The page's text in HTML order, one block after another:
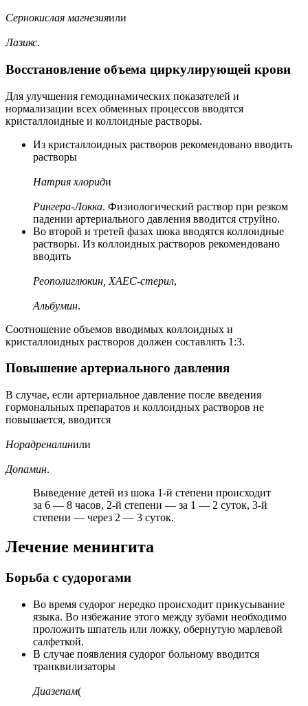
Сернокислая магнезияили
Лазикс.
Восстановление объема циркулирующей крови
Для улучшения гемодинамических показателей и
нормализации всех обменных процессов вводятся
кристаллоидные и коллоидные растворы.
Из кристаллоидных растворов рекомендовано вводить
растворы
Натрия хлориди
Рингера-Локка. Физиологический раствор при резком
падении артериального давления вводится струйно.
Во второй и третей фазах шока вводятся коллоидные
растворы. Из коллоидных растворов рекомендовано
вводить
Реополиглюкин, ХАЕС-стерил,
Альбумин.
Соотношение объемов вводимых коллоидных и
кристаллоидных растворов должен составлять 1:3.
Повышение артериального давления
В случае, если артериальное давление после введения
гормональных препаратов и коллоидных растворов не
повышается, вводится
Норадреналинили
Допамин.
Выведение детей из шока 1-й степени происходит
за 6 — 8 часов, 2-й степени — за 1 — 2 суток, 3-й
степени — через 2 — 3 суток.
Лечение менингита
Борьба с судорогами
Во время судорог нередко происходит прикусывание
языка. Во избежание этого между зубами необходимо
проложить шпатель или ложку, обернутую марлевой
салфеткой.
В случае появления судорог больному вводится
транквилизаторы
Диазепам(